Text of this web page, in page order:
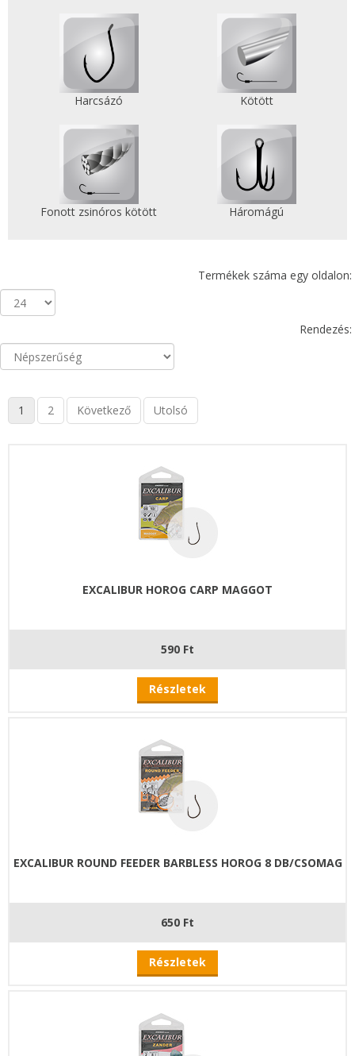
Harcsázó Kötött
Fonott zsinóros kötött Háromágú
Termékek száma egy oldalon:
Rendezés:
1 2 Következő Utolsó
EXCALIBUR HOROG CARP MAGGOT
590 Ft
Részletek
EXCALIBUR ROUND FEEDER BARBLESS HOROG 8 DB/CSOMAG
650 Ft
Részletek